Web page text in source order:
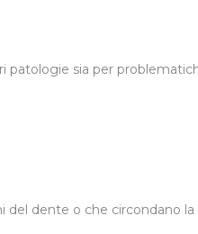
patologie sia per
dente o che circondano